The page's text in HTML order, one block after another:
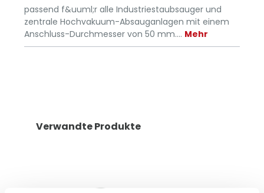
passend f&uuml;r alle Industriestaubsauger und
zentrale Hochvakuum-Absauganlagen mit einem
Anschluss-Durchmesser von 50 mm.… Mehr
Verwandte Produkte